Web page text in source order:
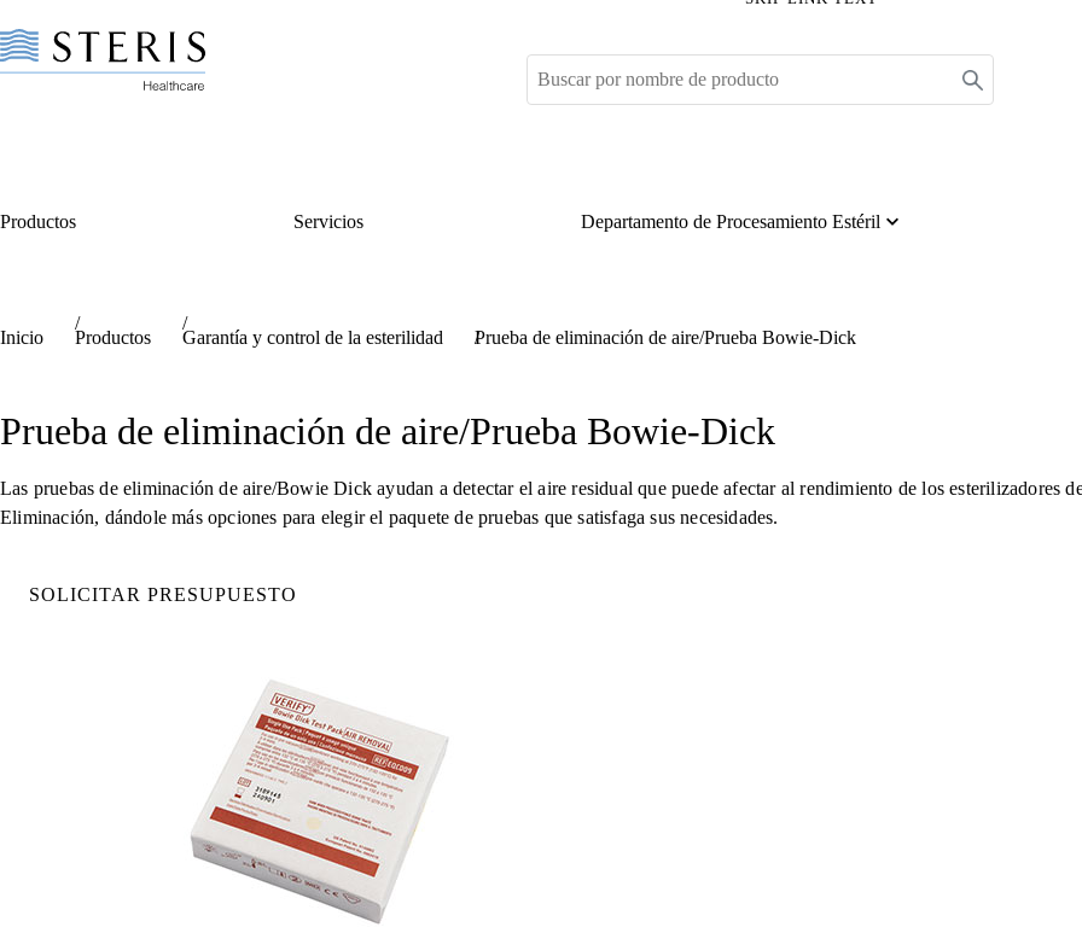
Productos Servicios Departamento de Procesamiento Estéril
Inicio
Productos Garantía y control de la esterilidad Prueba de eliminación de aire/Prueba Bowie-Dick
Prueba de eliminación de aire/Prueba Bowie-Dick
Las pruebas de eliminación de aire/Bowie Dick ayudan a detectar el aire residual que puede afectar al rendimiento de los esterilizadores
Eliminación, dándole más opciones para elegir el paquete de pruebas que satisfaga sus necesidades.
SOLICITAR PRESUPUESTO